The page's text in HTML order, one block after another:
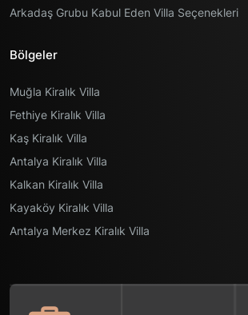
Arkadaş Grubu Kabul Eden Villa Seçenekleri
Bölgeler
Muğla Kiralık Villa
Fethiye Kiralık Villa
Kaş Kiralık Villa
Antalya Kiralık Villa
Kalkan Kiralık Villa
Kayaköy Kiralık Villa
Antalya Merkez Kiralık Villa